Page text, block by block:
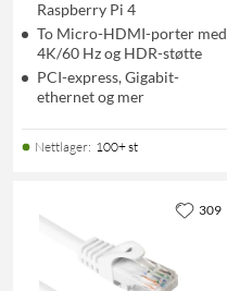
Raspberry Pi 4
To Micro-HDMI-porter med
4K/60 Hz og HDR-støtte
PCI-express, Gigabit-
ethernet og mer
Nettlager: 100+ st
309